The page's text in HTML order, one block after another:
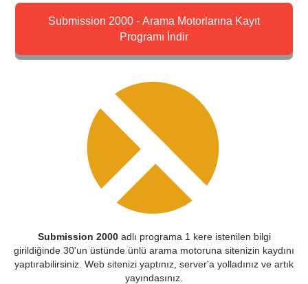
Submission 2000 - Arama Motorlarına Kayıt
Programı İndir
Submission 2000adlı programa 1 kere istenilen bilgi
girildiğinde 30'un üstünde ünlü arama motoruna sitenizin kaydını
yaptırabilirsiniz. Web sitenizi yaptınız, server'a yolladınız ve artık
yayındasınız.